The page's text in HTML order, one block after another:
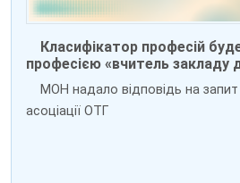
Класифікатор професій
професією «вчитель закладу
МОН надало відповідь на запит
асоціації ОТГ